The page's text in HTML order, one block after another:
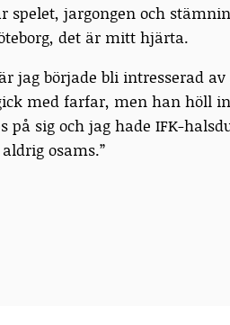
spelet, jargongen och
det är mitt hjärta.
jag började bli intresserad av
med farfar, men han höll
på sig och jag hade IFK-
osams.”